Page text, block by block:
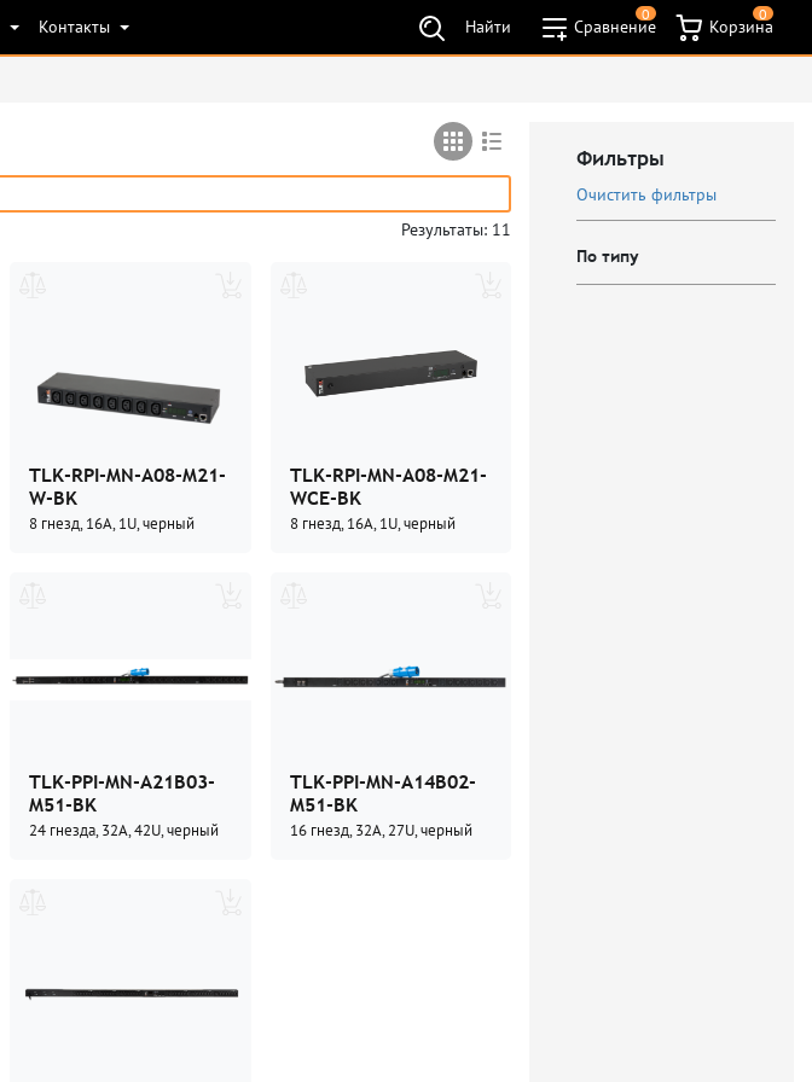
Контакты Найти Сравнение
0
Корзина
0
Результаты: 11
TLK-RPI-MN-A08-M21-
W-BK
8 гнезд, 16А, 1U, черный
TLK-RPI-MN-A08-M21-
WCE-BK
8 гнезд, 16А, 1U, черный
TLK-PPI-MN-A21B03-
M51-BK
24 гнезда, 32А, 42U, черный
TLK-PPI-MN-A14B02-
M51-BK
16 гнезд, 32А, 27U, черный
Фильтры
Очистить фильтры
По типу
Блоки распределения